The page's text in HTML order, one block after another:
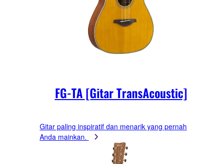
FG-TA [Gitar TransAcoustic]
Gitar paling inspiratif dan menarik yang pernah
Anda mainkan.